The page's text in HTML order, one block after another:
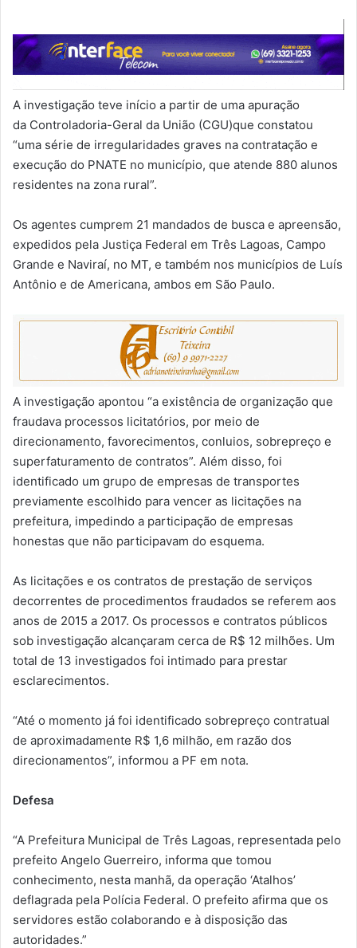
A investigação teve início a partir de uma apuração
da Controladoria-Geral da União (CGU)que constatou
“uma série de irregularidades graves na contratação e
execução do PNATE no município, que atende 880 alunos
residentes na zona rural”.
Os agentes cumprem 21 mandados de busca e apreensão,
expedidos pela Justiça Federal em Três Lagoas, Campo
Grande e Naviraí, no MT, e também nos municípios de Luís
Antônio e de Americana, ambos em São Paulo.
A investigação apontou “a existência de organização que
fraudava processos licitatórios, por meio de
direcionamento, favorecimentos, conluios, sobrepreço e
superfaturamento de contratos”. Além disso, foi
identificado um grupo de empresas de transportes
previamente escolhido para vencer as licitações na
prefeitura, impedindo a participação de empresas
honestas que não participavam do esquema.
As licitações e os contratos de prestação de serviços
decorrentes de procedimentos fraudados se referem aos
anos de 2015 a 2017. Os processos e contratos públicos
sob investigação alcançaram cerca de R$ 12 milhões. Um
total de 13 investigados foi intimado para prestar
esclarecimentos.
“Até o momento já foi identificado sobrepreço contratual
de aproximadamente R$ 1,6 milhão, em razão dos
direcionamentos”, informou a PF em nota.
Defesa
“A Prefeitura Municipal de Três Lagoas, representada pelo
prefeito Angelo Guerreiro, informa que tomou
conhecimento, nesta manhã, da operação ‘Atalhos’
deflagrada pela Polícia Federal. O prefeito afirma que os
servidores estão colaborando e à disposição das
autoridades.”